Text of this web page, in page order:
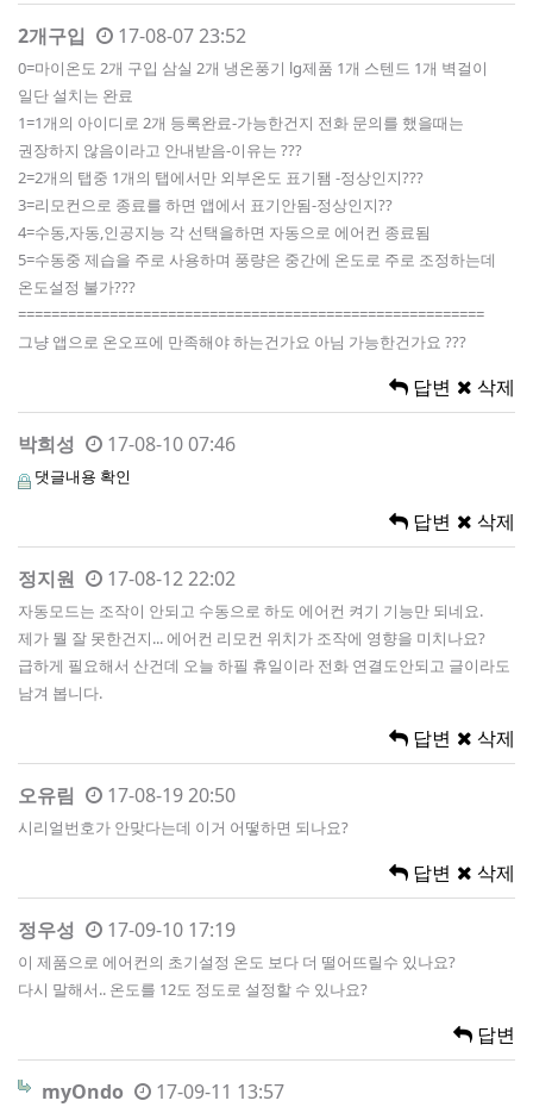
2개구입 17-08-07 23:52
0=마이온도 2개 구입 삼실 2개 냉온풍기 lg제품 1개 스텐드 1개 벽걸이
일단 설치는 완료
1=1개의 아이디로 2개 등록완료-가능한건지 전화 문의를 했을때는
권장하지 않음이라고 안내받음-이유는 ???
2=2개의 탭중 1개의 탭에서만 외부온도 표기됌 -정상인지???
3=리모컨으로 종료를 하면 앱에서 표기안됨-정상인지??
4=수동,자동,인공지능 각 선택을하면 자동으로 에어컨 종료됨
5=수동중 제습을 주로 사용하며 풍량은 중간에 온도로 주로 조정하는데
온도설정 불가???
========================================================
그냥 앱으로 온오프에 만족해야 하는건가요 아님 가능한건가요 ???
답변 삭제
박희성 17-08-10 07:46
댓글내용 확인
답변 삭제
정지원 17-08-12 22:02
자동모드는 조작이 안되고 수동으로 하도 에어컨 켜기 기능만 되네요.
제가 뭘 잘 못한건지... 에어컨 리모컨 위치가 조작에 영향을 미치나요?
급하게 필요해서 산건데 오늘 하필 휴일이라 전화 연결도안되고 글이라도
남겨 봅니다.
답변 삭제
오유림 17-08-19 20:50
시리얼번호가 안맞다는데 이거 어떻하면 되나요?
답변 삭제
정우성 17-09-10 17:19
이 제품으로 에어컨의 초기설정 온도 보다 더 떨어뜨릴수 있나요?
다시 말해서.. 온도를 12도 정도로 설정할 수 있나요?
답변
myOndo 17-09-11 13:57